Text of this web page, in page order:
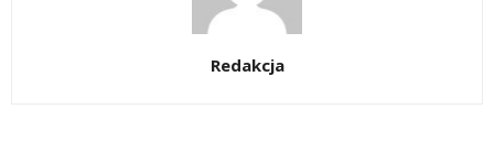
Redakcja